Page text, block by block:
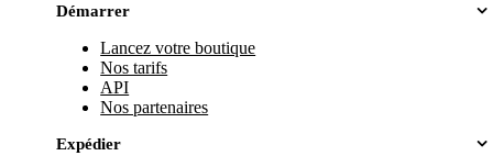
Démarrer
Lancez votre boutique
Nos tarifs
API
Nos partenaires
Expédier